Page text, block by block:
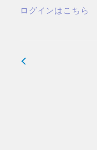
ログインはこちら